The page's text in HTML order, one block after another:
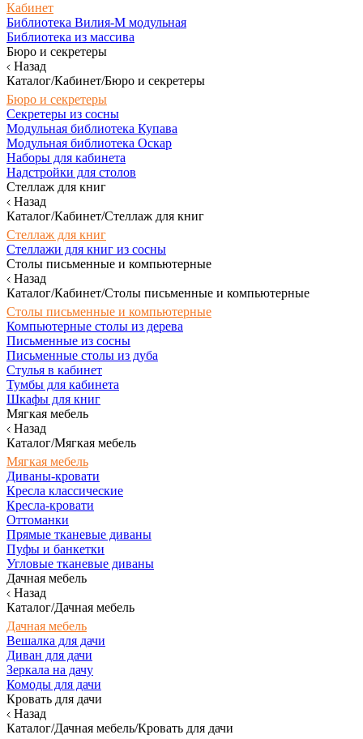
Кабинет
Библиотека Вилия-М модульная
Библиотека из массива
Бюро и секретеры
Назад
Каталог/Кабинет/Бюро и секретеры
Бюро и секретеры
Секретеры из сосны
Модульная библиотека Купава
Модульная библиотека Оскар
Наборы для кабинета
Надстройки для столов
Стеллаж для книг
Назад
Каталог/Кабинет/Стеллаж для книг
Стеллаж для книг
Стеллажи для книг из сосны
Столы письменные и компьютерные
Назад
Каталог/Кабинет/Столы письменные и компьютерные
Столы письменные и компьютерные
Компьютерные столы из дерева
Письменные из сосны
Письменные столы из дуба
Стулья в кабинет
Тумбы для кабинета
Шкафы для книг
Мягкая мебель
Назад
Каталог/Мягкая мебель
Мягкая мебель
Диваны-кровати
Кресла классические
Кресла-кровати
Оттоманки
Прямые тканевые диваны
Пуфы и банкетки
Угловые тканевые диваны
Дачная мебель
Назад
Каталог/Дачная мебель
Дачная мебель
Вешалка для дачи
Диван для дачи
Зеркала на дачу
Комоды для дачи
Кровать для дачи
Назад
Каталог/Дачная мебель/Кровать для дачи